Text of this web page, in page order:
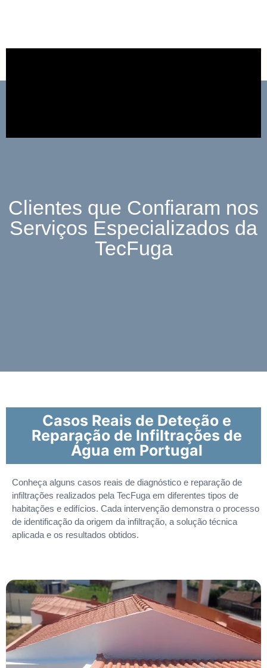
Clientes que Confiaram nos
Serviços Especializados da
TecFuga
Casos Reais de Deteção e
Reparação de Infiltrações de
Água em Portugal
Conheça alguns casos reais de diagnóstico e reparação de
infiltrações realizados pela TecFuga em diferentes tipos de
habitações e edifícios. Cada intervenção demonstra o processo
de identificação da origem da infiltração, a solução técnica
aplicada e os resultados obtidos.